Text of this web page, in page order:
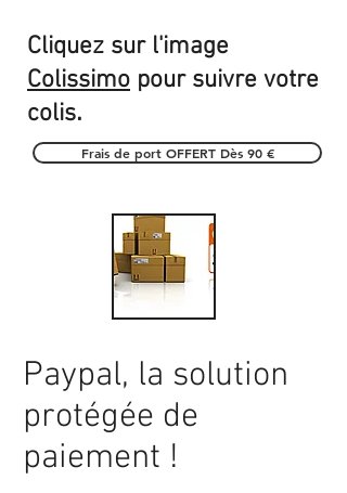
Cliquez sur l'image
Colissimo pour suivre votre
colis.
Frais de port OFFERT Dès 90 €
Paypal, la solution
protégée de
paiement !